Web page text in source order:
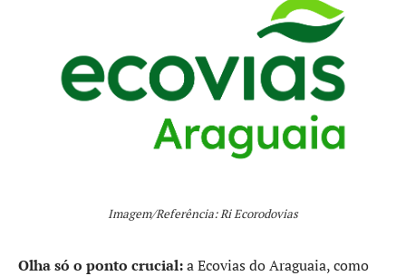
Imagem/Referência: Ri Ecorodovias
Olha só o ponto crucial:a Ecovias do Araguaia, como